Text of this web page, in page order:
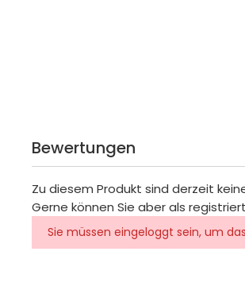
Bewertungen
Zu diesem Produkt sind derzeit
Gerne können Sie aber als
Sie müssen eingeloggt sein, um